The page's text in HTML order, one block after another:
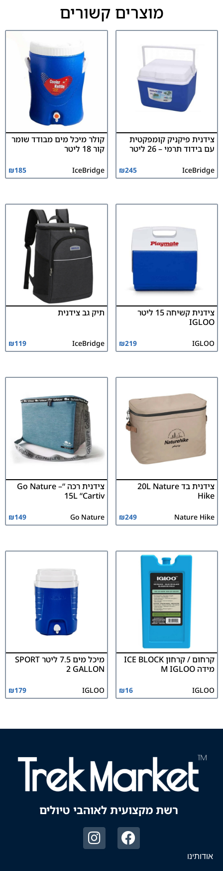
מוצרים קשורים
צידנית פיקניק קומפקטית
עם בידוד תרמי – 26 ליטר
IceBridge
₪245
קולר מיכל מים מבודד שומר
קור 18 ליטר
IceBridge
₪185
צידנית קשיחה 15 ליטר
IGLOO
IGLOO
₪219
תיק גב צידנית
IceBridge
₪119
צידנית בד 20L Nature
Hike
Nature Hike
₪249
צידנית רכה “Go Nature –
15L “Cartiv
Go Nature
₪149
קרחום / קרחון ICE BLOCK
מידה M IGLOO
IGLOO
₪16
מיכל מים 7.5 ליטר SPORT
2 GALLON
IGLOO
₪179
רשת מקצועית לאוהבי טיולים
אודותינו